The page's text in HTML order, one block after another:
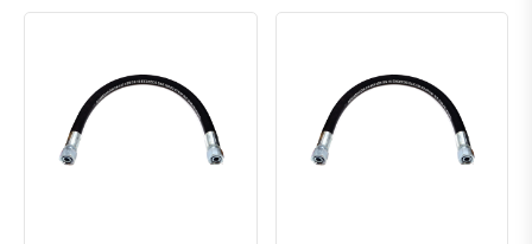
Добавить к сравнению
Добавить в избранное Добавить к сравнению
Добавить в избранное